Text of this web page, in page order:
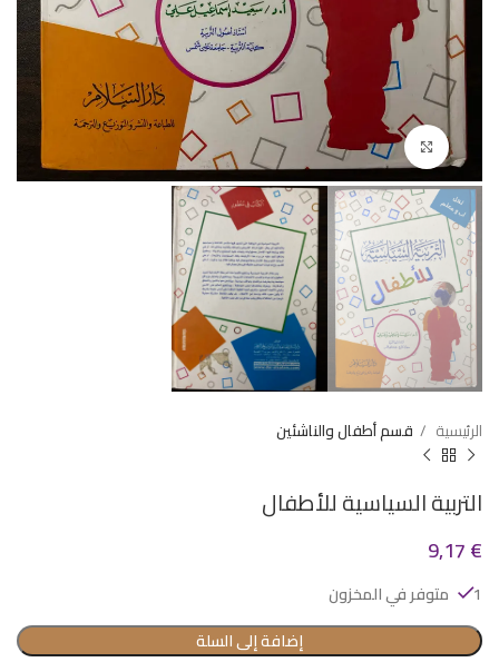
Click to enlarge
الرئيسية قسم أطفال والناشئين
التربية السياسية للأطفال
9,17€
1 متوفر في المخزون
إضافة إلى السلة